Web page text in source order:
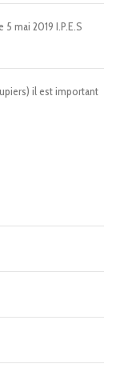
mai 2019 I.P.E.S
il est important